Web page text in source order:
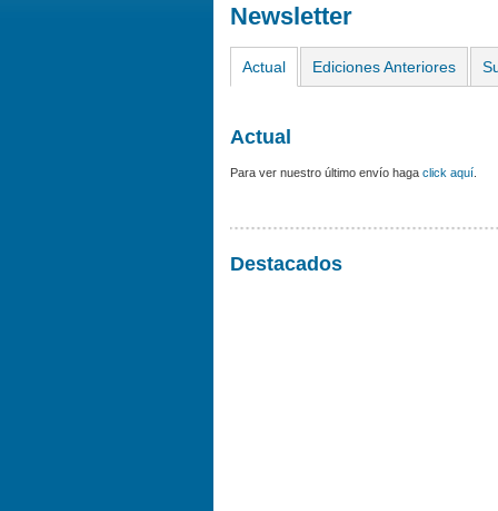
Newsletter
Actual Ediciones Anteriores
Actual
Para ver nuestro último envío haga click aquí
Destacados